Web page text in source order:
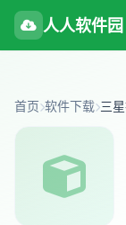
人人软件园
首页 软件下载